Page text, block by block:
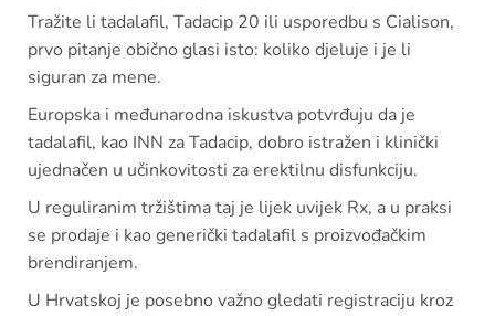
Tražite li tadalafil, Tadacip 20 ili usporedbu s Cialison,
prvo pitanje obično glasi isto: koliko djeluje i je li
siguran za mene.
Europska i međunarodna iskustva potvrđuju da je
tadalafil, kao INN za Tadacip, dobro istražen i klinički
ujednačen u učinkovitosti za erektilnu disfunkciju.
U reguliranim tržištima taj je lijek uvijek Rx, a u praksi
se prodaje i kao generički tadalafil s proizvođačkim
brendiranjem.
U Hrvatskoj je posebno važno gledati registraciju kroz